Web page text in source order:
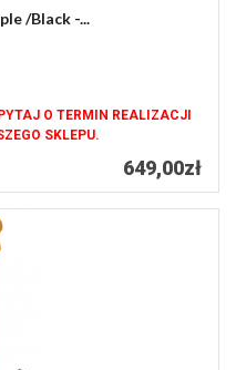
/Black -...
O TERMIN REALIZACJI
SKLEPU.
649,00zł